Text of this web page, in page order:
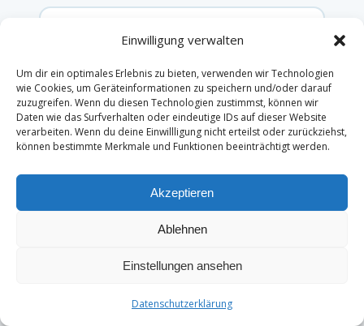
Einwilligung verwalten
Um dir ein optimales Erlebnis zu bieten, verwenden wir Technologien
wie Cookies, um Geräteinformationen zu speichern und/oder darauf
zuzugreifen. Wenn du diesen Technologien zustimmst, können wir
Daten wie das Surfverhalten oder eindeutige IDs auf dieser Website
verarbeiten. Wenn du deine Einwillligung nicht erteilst oder zurückziehst,
können bestimmte Merkmale und Funktionen beeinträchtigt werden.
Akzeptieren
Ablehnen
Einstellungen ansehen
Datenschutzerklärung
Wie lange dauert ein Gaswechsel?
Kann ich meinen Gasanbieter
jederzeit wechseln?
▼
Was ist der Unterschied zwischen
Preisgarantie und Preisfixierung
beim Gas?
Was bedeutet Ökogastarif und lohnt